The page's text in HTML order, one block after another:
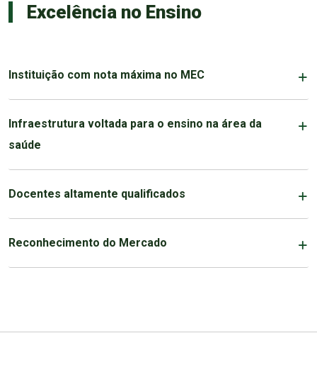
Excelência no Ensino
Instituição com nota máxima no MEC
Infraestrutura voltada para o ensino na área da
saúde
Docentes altamente qualificados
Reconhecimento do Mercado